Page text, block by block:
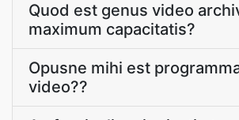
Quod est genus video
maximum capacitatis?
Opusne mihi est
video??